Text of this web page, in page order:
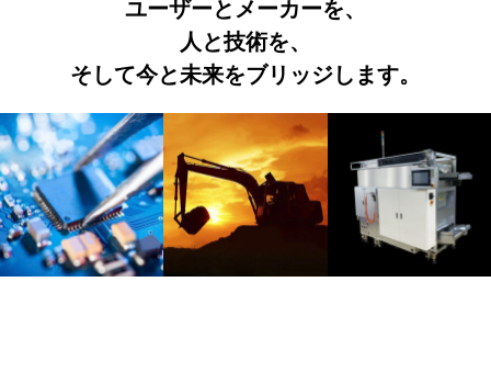
ユーザーとメーカーを、
人と技術を、
そして今と未来をブリッジします。